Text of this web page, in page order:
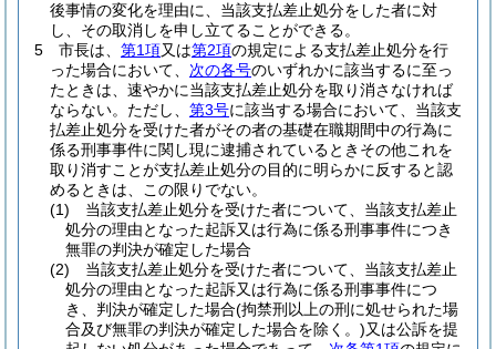
後事情の変化を理由に、当該支払差止処分をした者に対
し、その取消しを申し立てることができる。
5
市長は、 第1項又は第2項の規定による支払差止処分を行
った場合において、 次の各号のいずれかに該当するに至っ
たときは、速やかに当該支払差止処分を取り消さなければ
ならない。 ただし、 第3号に該当する場合において、当該支
払差止処分を受けた者がその者の基礎在職期間中の行為に
係る刑事事件に関し現に逮捕されているときその他これを
取り消すことが支払差止処分の目的に明らかに反すると認
めるときは、この限りでない。
(1)
当該支払差止処分を受けた者について、当該支払差止
処分の理由となった起訴又は行為に係る刑事事件につき
無罪の判決が確定した場合
(2)
当該支払差止処分を受けた者について、当該支払差止
処分の理由となった起訴又は行為に係る刑事事件につ
き、判決が確定した場合(拘禁刑以上の刑に処せられた場
合及び無罪の判決が確定した場合を除く。)又は公訴を提